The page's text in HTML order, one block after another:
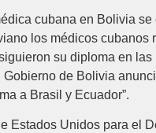
cubana en Bolivia
los médicos cubanos
su diploma en
Gobierno de Bolivia
a Brasil y Ecuador”.
Estados Unidos para el